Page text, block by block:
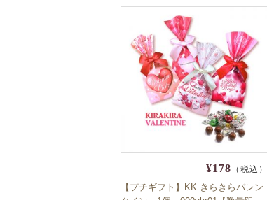
¥178 （税込）
【プチギフト】KK きらきらバレン